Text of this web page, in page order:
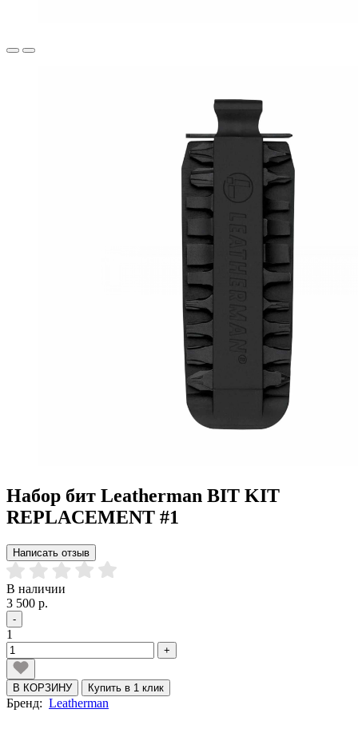
Набор бит Leatherman BIT KIT
REPLACEMENT #1
Написать отзыв
В наличии
3 500 р.
-
1
+
В КОРЗИНУ Купить в 1 клик
Бренд: Leatherman